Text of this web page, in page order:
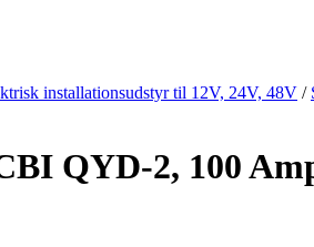
installationsudstyr til 12V, 24V, 48V /
QYD-2, 100